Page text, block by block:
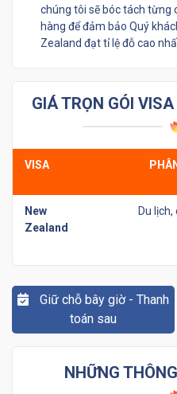
chúng tôi sẽ bóc tách từng
hàng để đảm bảo Quý
Zealand đạt tỉ lệ đỗ cao
GIÁ TRỌN GÓI
VISA
New
Zealand
Du
Giữ chỗ bây giờ - Thanh
toán sau
NHỮNG